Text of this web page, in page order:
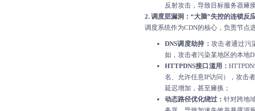
反射攻击，导致目标服务器瘫痪
2. 调度层漏洞：“大脑”失控的连锁反
调度系统作为CDN的核心，负责节点
DNS调度劫持：攻击者通过污
如，攻击者污染某地区的本地
HTTPDNS接口滥用：
名、允许任意IP访问），攻击
延迟增加，甚至瘫痪；
动态路径优化绕过：针对跨地